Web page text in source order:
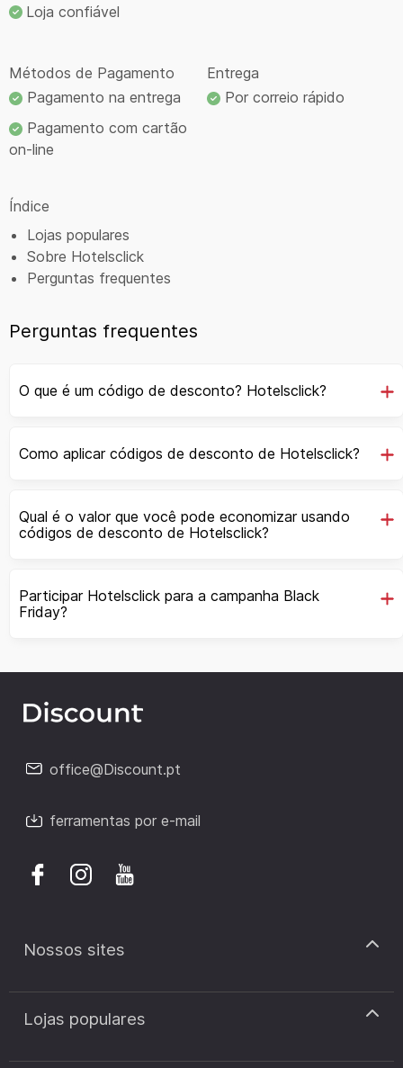
Loja confiável
Métodos de Pagamento
Pagamento na entrega
Pagamento com cartão
on-line
Entrega
Por correio rápido
Índice
Lojas populares
Sobre Hotelsclick
Perguntas frequentes
Perguntas frequentes
O que é um código de desconto? Hotelsclick?
Como aplicar códigos de desconto de Hotelsclick?
Qual é o valor que você pode economizar usando
códigos de desconto de Hotelsclick?
Participar Hotelsclick para a campanha Black
Friday?
office@Discount.pt
ferramentas por e-mail
Nossos sites
discount.pt
discount.sk
Lojas populares
Cupão de desconto Zooplus